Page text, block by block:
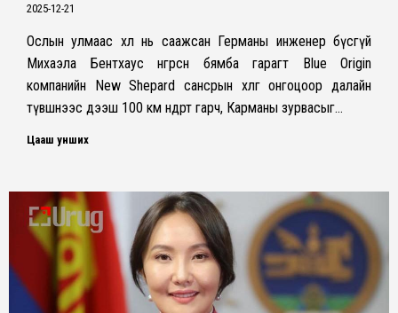
2025-12-21
Ослын улмаас хөл нь саажсан Германы инженер бүсгүй
Михаэла Бентхаус өнгөрсөн бямба гарагт Blue Origin
компанийн New Shepard сансрын хөлөг онгоцоор далайн
түвшнээс дээш 100 км өндөрт гарч, Карманы зурвасыг…
Цааш унших